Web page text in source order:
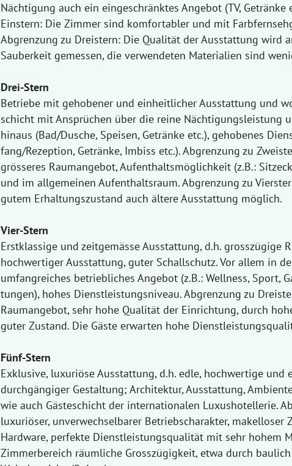
Nächtigung auch ein eingeschränktes Angebot (TV, Getränke
Einstern: Die Zimmer sind komfortabler und mit
Abgrenzung zu Dreistern: Die Qualität der Ausstattung wird
Sauberkeit gemessen, die verwendeten Materialien sind
Drei-Stern
Betriebe mit gehobener und einheitlicher Ausstattung und
schicht mit Ansprüchen über die reine Nächtigungsleistung
hinaus (Bad/Dusche, Speisen, Getränke etc.), gehobenes
fang/Rezeption, Getränke, Imbiss etc.). Abgrenzung zu
grösseres Raumangebot, Aufenthaltsmöglichkeit (z.B.:
und im allgemeinen Aufenthaltsraum. Abgrenzung zu
gutem Erhaltungszustand auch ältere Ausstattung möglich.
Vier-Stern
Erstklassige und zeitgemässe Ausstattung, d.h. grosszügige
hochwertiger Ausstattung, guter Schallschutz. Vor allem in
umfangreiches betriebliches Angebot (z.B.: Wellness, Sport,
tungen), hohes Dienstleistungsniveau. Abgrenzung zu
Raumangebot, sehr hohe Qualität der Einrichtung, durch
guter Zustand. Die Gäste erwarten hohe
Fünf-Stern
Exklusive, luxuriöse Ausstattung, d.h. edle, hochwertige und
durchgängiger Gestaltung; Architektur, Ausstattung,
wie auch Gästeschicht der internationalen Luxushotellerie.
luxuriöser, unverwechselbarer Betriebscharakter, makelloser
Hardware, perfekte Dienstleistungsqualität mit sehr hohem
Zimmerbereich räumliche Grosszügigkeit, etwa durch